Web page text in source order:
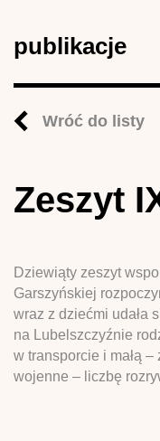
publikacje
Wróć do listy
Zeszyt
Dziewiąty zeszyt
Garszyńskiej
wraz z dziećmi udała
na Lubelszczyźnie
w transporcie i małą
wojenne – liczbę